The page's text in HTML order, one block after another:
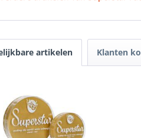
artikelen Klanten